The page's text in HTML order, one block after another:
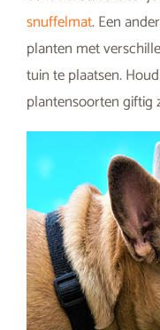
snuffelmat. Een
planten met
tuin te plaatsen.
plantensoorten giftig